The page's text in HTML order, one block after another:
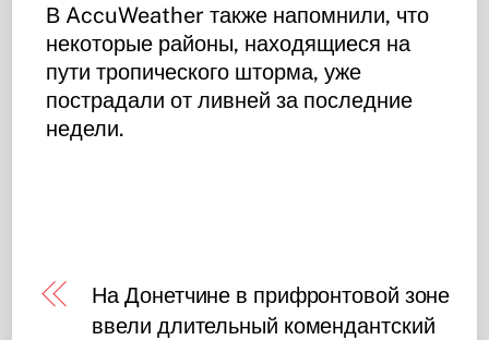
В AccuWeather также напомнили, что
некоторые районы, находящиеся на
пути тропического шторма, уже
пострадали от ливней за последние
недели.
На Донетчине в прифронтовой зоне
ввели длительный комендантский